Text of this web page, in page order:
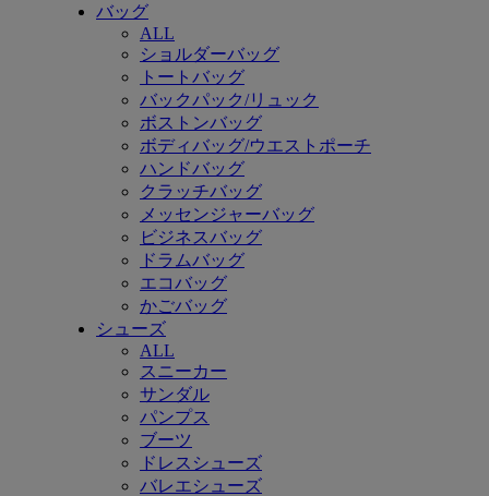
バッグ
ALL
ショルダーバッグ
トートバッグ
バックパック/リュック
ボストンバッグ
ボディバッグ/ウエストポーチ
ハンドバッグ
クラッチバッグ
メッセンジャーバッグ
ビジネスバッグ
ドラムバッグ
エコバッグ
かごバッグ
シューズ
ALL
スニーカー
サンダル
パンプス
ブーツ
ドレスシューズ
バレエシューズ